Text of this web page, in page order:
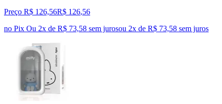
Preço R$ 126,56R$ 126,56
no Pix Ou 2x de R$ 73,58 sem jurosou 2x de R$ 73,58 sem juros